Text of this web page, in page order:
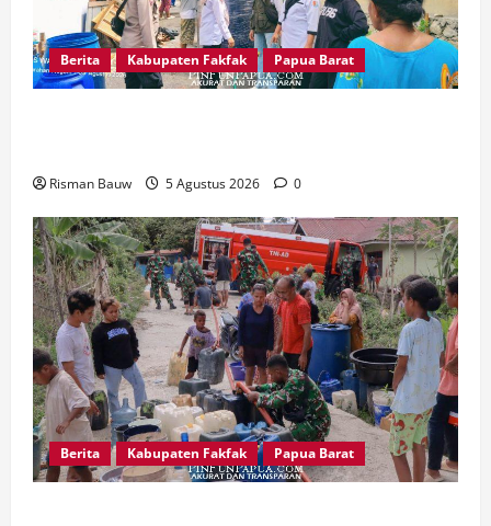
Berita Kabupaten Fakfak Papua Barat
Risman Bauw 5 Agustus 2026 0
Berita Kabupaten Fakfak Papua Barat